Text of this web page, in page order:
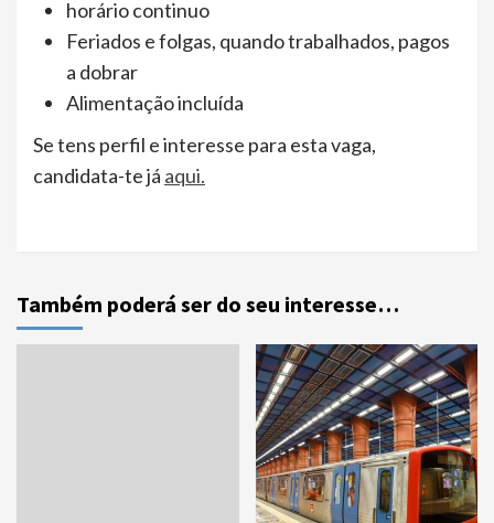
horário continuo
Feriados e folgas, quando trabalhados, pagos
a dobrar
Alimentação incluída
Se tens perfil e interesse para esta vaga,
candidata-te já aqui.
Também poderá ser do seu interesse…